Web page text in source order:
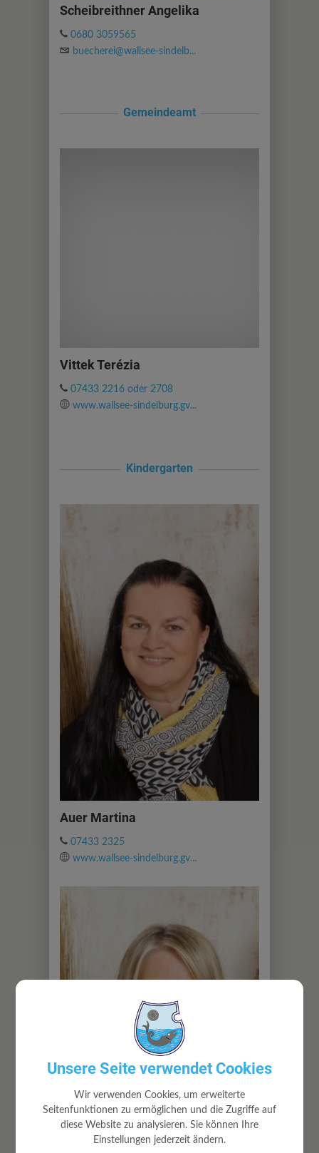
Scheibreithner Angelika
0680 3059565
buecherei@wallsee-sindelb...
Gemeindeamt
Vittek Terézia
07433 2216 oder 2708
www.wallsee-sindelburg.gv...
Kindergarten
Auer Martina
07433 2325
www.wallsee-sindelburg.gv...
Unsere Seite verwendet Cookies
Wir verwenden Cookies, um erweiterte
Seitenfunktionen zu ermöglichen und die Zugriffe auf
diese Website zu analysieren. Sie können Ihre
Einstellungen jederzeit ändern.